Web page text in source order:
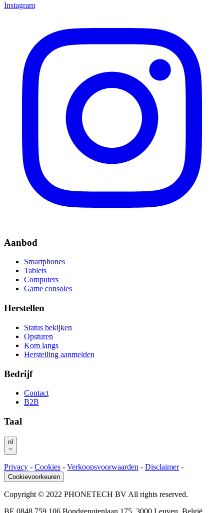
Instagram
Aanbod
Smartphones
Tablets
Computers
Game consoles
Herstellen
Status bekijken
Opsturen
Kom langs
Herstelling aanmelden
Bedrijf
Contact
B2B
Taal
nl
Privacy - Cookies - Verkoopsvoorwaarden - Disclaimer -
Cookievoorkeuren
Copyright © 2022 PHONETECH BV All rights reserved.
BE 0848.759.106 Bondgenotenlaan 175, 3000 Leuven, België